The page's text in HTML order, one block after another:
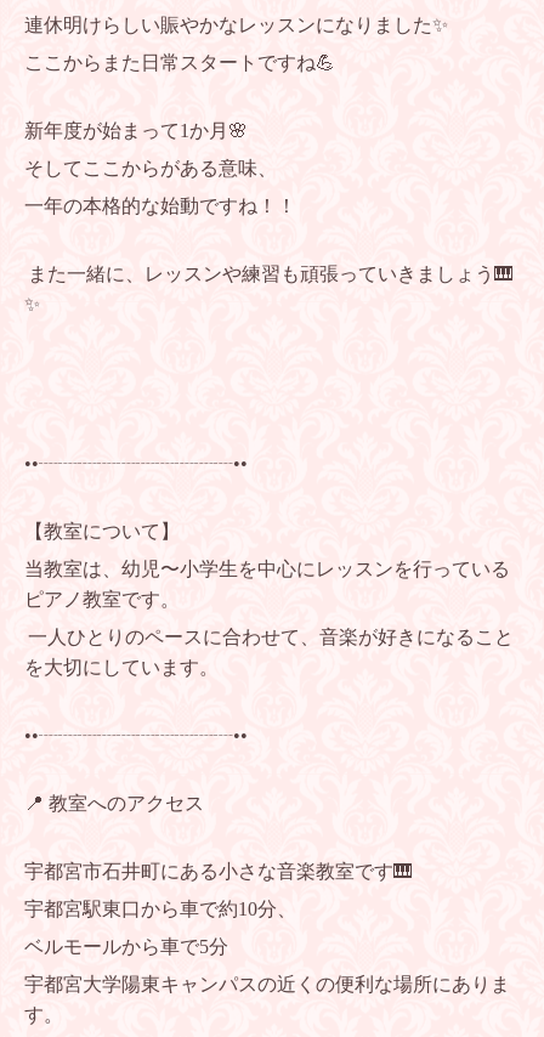
連休明けらしい賑やかなレッスンになりました✨
ここからまた日常スタートですね💪
新年度が始まって1か月🌸
そしてここからがある意味、
一年の本格的な始動ですね！！
また一緒に、レッスンや練習も頑張っていきましょう🎹
✨
••┈┈┈┈┈┈┈┈┈┈••
【教室について】
当教室は、幼児〜小学生を中心にレッスンを行っている
ピアノ教室です。
一人ひとりのペースに合わせて、音楽が好きになること
を大切にしています。
••┈┈┈┈┈┈┈┈┈┈••
📍 教室へのアクセス
宇都宮市石井町にある小さな音楽教室です🎹
宇都宮駅東口から車で約10分、
ベルモールから車で5分
宇都宮大学陽東キャンパスの近くの便利な場所にありま
す。